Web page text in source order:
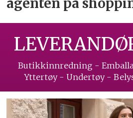
agenten på
Butikkinnredning -
Yttertøy - Undertøy -